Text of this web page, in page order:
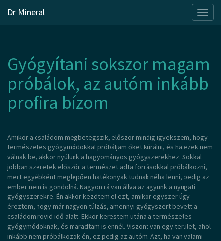
content
Dr Mineral
Gyógyítani sokszor magam
próbálok, az autóm inkább
profira bízom
Amikor a családom megbetegszik, először mindig igyekszem, hogy
természetes gyógymódokkal próbáljam őket kúrálni, és ha ezek nem
válnak be, akkor nyúlunk a hagyományos gyógyszerekhez. Sokkal
jobban szeretek először a természet adta forrásokkal próbálkozni,
mert egyébként meglepően hatékonyak tudnak néha lenni, pedig az
ember nem is gondolná. Nagyon rá van állva az agyunk a nyugati
gyógyszerekre. Én akkor kezdtem el ezt, amikor egyszer úgy
éreztem, hogy már nagyon túlzás, amennyi gyógyszert bevett a
családom rövid idő alatt. Ekkor kerestem utána a természetes
gyógymódoknak, és maradtam is ennél. Viszont van egy terület, ahol
inkább nem próbálkozok én, ez pedig az autóm. Azt, ha van valami